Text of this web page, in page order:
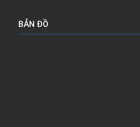
BẢN ĐỒ